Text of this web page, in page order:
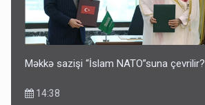
Məkkə sazişi “İslam NATO”suna çevrilir?
14:38